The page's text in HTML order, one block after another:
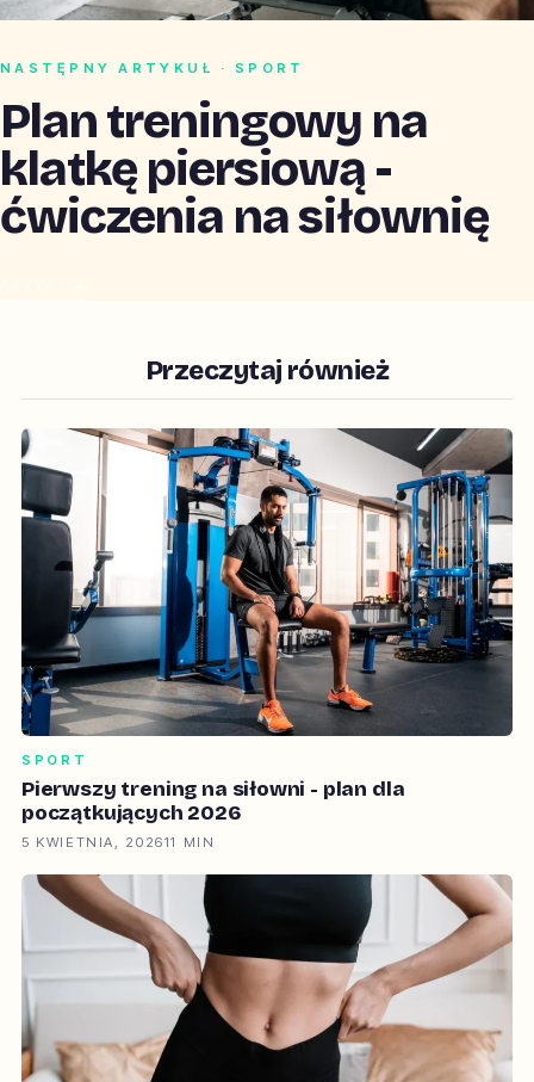
NASTĘPNY ARTYKUŁ · SPORT
Plan treningowy na
klatkę piersiową -
ćwiczenia na siłownię
Przeczytaj również
SPORT
Pierwszy trening na siłowni - plan dla
początkujących 2026
5 KWIETNIA, 202611 MIN